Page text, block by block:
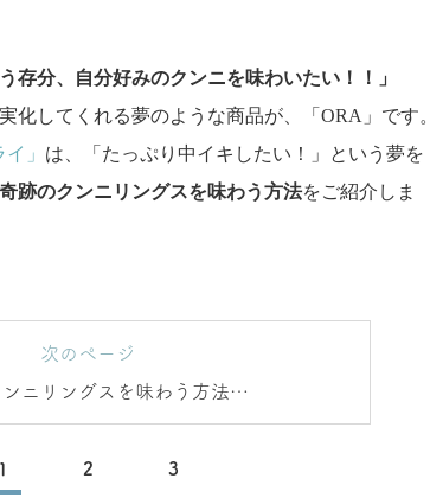
存分、自分好みのクンニを味わいたい！！」
化してくれる夢のような商品が、「ORA」です。
」 は、「たっぷり中イキしたい！」という夢を
奇跡のクンニリングスを味わう方法をご紹介しま
次のページ
ニリングスを味わう方法を
ご紹介！
1 2 3